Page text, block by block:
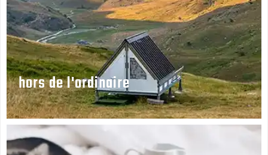
hors de l'ordinaire